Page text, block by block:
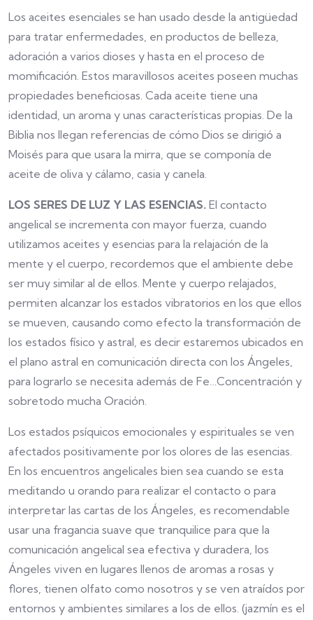
Los aceites esenciales se han usado desde la antigüedad
para tratar enfermedades, en productos de belleza,
adoración a varios dioses y hasta en el proceso de
momificación. Estos maravillosos aceites poseen muchas
propiedades beneficiosas. Cada aceite tiene una
identidad, un aroma y unas características propias. De la
Biblia nos llegan referencias de cómo Dios se dirigió a
Moisés para que usara la mirra, que se componía de
aceite de oliva y cálamo, casia y canela.
LOS SERES DE LUZ Y LAS ESENCIAS. El contacto
angelical se incrementa con mayor fuerza, cuando
utilizamos aceites y esencias para la relajación de la
mente y el cuerpo, recordemos que el ambiente debe
ser muy similar al de ellos. Mente y cuerpo relajados,
permiten alcanzar los estados vibratorios en los que ellos
se mueven, causando como efecto la transformación de
los estados físico y astral, es decir estaremos ubicados en
el plano astral en comunicación directa con los Ángeles,
para lograrlo se necesita además de Fe…Concentración y
sobretodo mucha Oración.
Los estados psíquicos emocionales y espirituales se ven
afectados positivamente por los olores de las esencias.
En los encuentros angelicales bien sea cuando se esta
meditando u orando para realizar el contacto o para
interpretar las cartas de los Ángeles, es recomendable
usar una fragancia suave que tranquilice para que la
comunicación angelical sea efectiva y duradera, los
Ángeles viven en lugares llenos de aromas a rosas y
flores, tienen olfato como nosotros y se ven atraídos por
entornos y ambientes similares a los de ellos. (jazmín es el